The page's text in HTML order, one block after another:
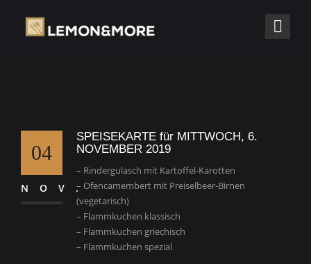
04
NOV.
SPEISEKARTE für MITTWOCH, 6.
NOVEMBER 2019
– Rindergulasch mit Kartoffel-Karotten
– Ofencamembert mit Preiselbeer-Birnen
(vegetarisch)
– Flammkuchen klassisch
– Flammkuchen griechisch
– Flammkuchen spezial